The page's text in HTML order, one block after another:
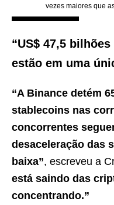
vezes maiores que
“US$ 47,5
estão em uma
“A Binance detém
stablecoins nas
concorrentes
desaceleração das
baixa”, escreveu a
está saindo das
concentrando.”